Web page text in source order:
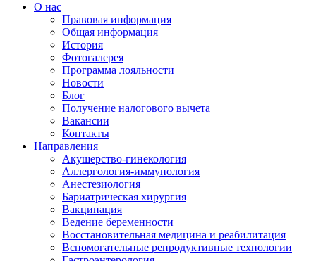
О нас
Правовая информация
Общая информация
История
Фотогалерея
Программа лояльности
Новости
Блог
Получение налогового вычета
Вакансии
Контакты
Направления
Акушерство-гинекология
Аллергология-иммунология
Анестезиология
Бариатрическая хирургия
Вакцинация
Ведение беременности
Восстановительная медицина и реабилитация
Вспомогательные репродуктивные технологии